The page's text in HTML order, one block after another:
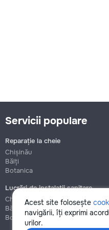
Acest site folosește
navigării, îți exprimi
urilor.
Servicii populare
Reparație la cheie
Chișinău
Bălți
Botanica
Lucrări de instalații sanitare
Chișinău
Bălți
Botanica